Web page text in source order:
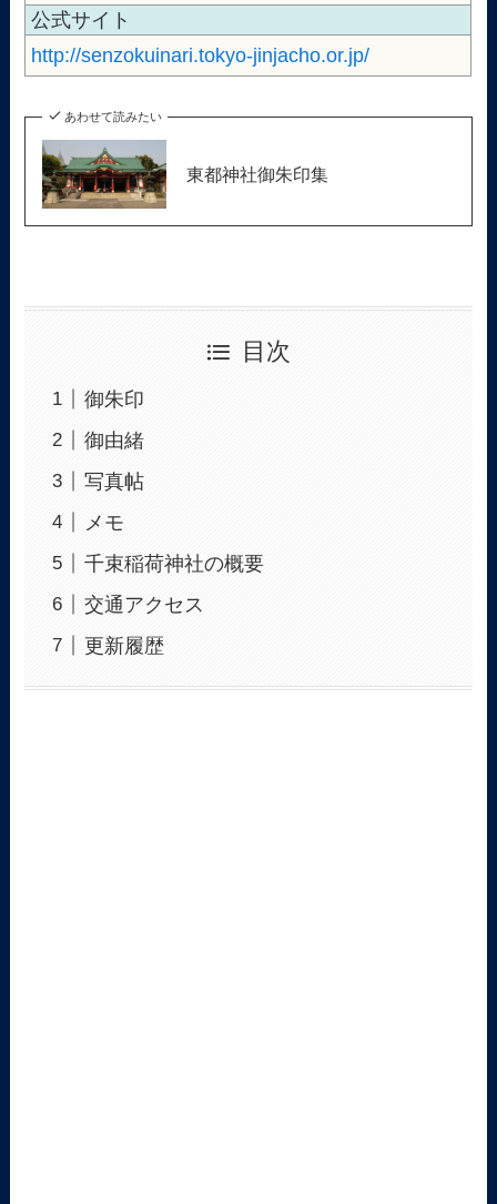
公式サイト
http://senzokuinari.tokyo-jinjacho.or.jp/
あわせて読みたい
東都神社御朱印集
目次
御朱印
御由緒
写真帖
メモ
千束稲荷神社の概要
交通アクセス
更新履歴